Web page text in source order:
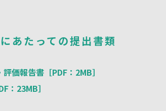
あたっての提出書類
価報告書［PDF：2MB］
：23MB］